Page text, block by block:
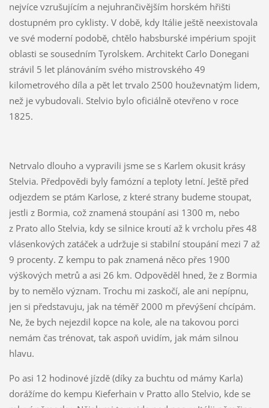
nejvíce vzrušujícím a nejuhrančivějším horském hřišti
dostupném pro cyklisty. V době, kdy Itálie ještě neexistovala
ve své moderní podobě, chtělo habsburské impérium spojit
oblasti se sousedním Tyrolskem. Architekt Carlo Donegani
strávil 5 let plánováním svého mistrovského 49
kilometrového díla a pět let trvalo 2500 houževnatým lidem,
než je vybudovali. Stelvio bylo oficiálně otevřeno v roce
1825.
Netrvalo dlouho a vypravili jsme se s Karlem okusit krásy
Stelvia. Předpovědi byly famózní a teploty letní. Ještě před
odjezdem se ptám Karlose, z které strany budeme stoupat,
jestli z Bormia, což znamená stoupání asi 1300 m, nebo
z Prato allo Stelvia, kdy se silnice kroutí až k vrcholu přes 48
vlásenkových zatáček a udržuje si stabilní stoupání mezi 7 až
9 procenty. Z kempu to pak znamená něco přes 1900
výškových metrů a asi 26 km. Odpověděl hned, že z Bormia
by to nemělo význam. Trochu mi zaskočí, ale ani nepípnu,
jen si představuju, jak na téměř 2000 m převýšení chcípám.
Ne, že bych nejezdil kopce na kole, ale na takovou porci
nemám čas trénovat, tak aspoň uvidím, jak mám silnou
hlavu.
Po asi 12 hodinové jízdě (díky za buchtu od mámy Karla)
dorážíme do kempu Kieferhain v Pratto allo Stelvio, kde se